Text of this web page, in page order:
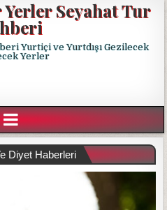
Yerler Seyahat Tur
Yurtiçi ve Yurtdışı Gezilecek
Yerler
Diyet Haberleri